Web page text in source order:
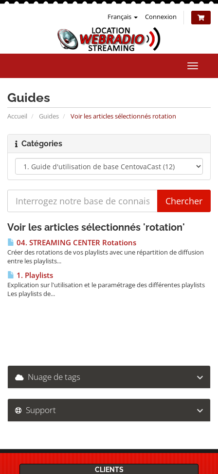
Français Connexion
la
Guides
Accueil Guides Voir les articles sélectionnés rotation
Catégories
Voir les articles sélectionnés 'rotation'
04. STREAMING CENTER Rotations
Créer des rotations de vos playlists avec une répartition de diffusion
entre les playlists...
1. Playlists
Explication sur l'utilisation et le paramétrage des différentes playlists
Les playlists de...
Nuage de tags
Support
CLIENTS